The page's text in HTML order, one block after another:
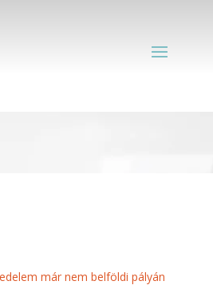
már nem belföldi pályán